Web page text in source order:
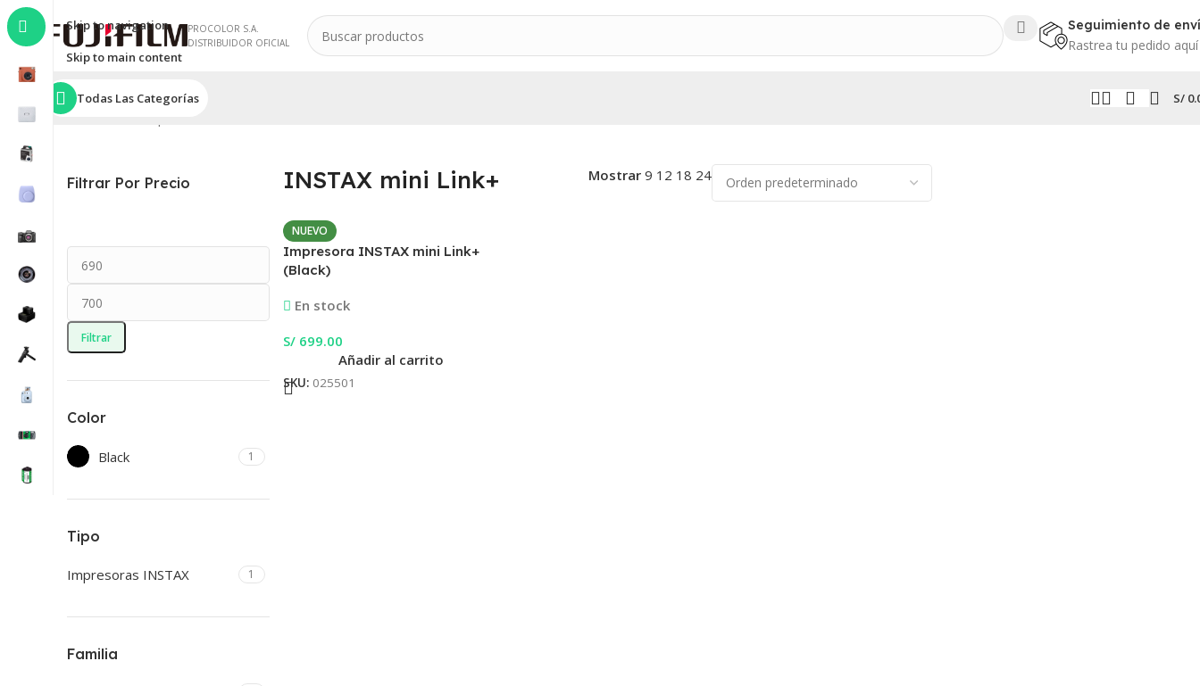
Skip to navigation
Skip to main content
PROCOLOR S.A.
DISTRIBUIDOR OFICIAL
Seguimiento de
Rastrea tu pedido aquí
Todas Las Categorías S/
Inicio
Filtrar Por Precio
Filtrar
Color
Black 1
Tipo
Impresoras INSTAX 1
Familia
INSTAX mini Link+ Mostrar 9 12 18 24
NUEVO
Impresora INSTAX mini Link+
(Black)
En stock
S/699.00
Añadir al carrito
SKU: 025501